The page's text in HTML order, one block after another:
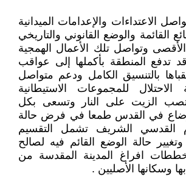
الاعتداءات والإعدامات الميدانية
القائمة والوضع القانوني والتاريخي
وتواصل تلك الأعمال الهمجية
قد تدفع المنطقة بأكملها إلى عواقب
بالتنسيق الكامل ودعم متواصل
للمجموعات الاستيطانية
تصب الزيت على النار وتسعى بكل
في القدس طمعا في فرض حالة
القدسي الشريف تشمل التقسيم
وتغيير حالة الوضع القائم فيه لصالح
افراغ المدينة المقدسة من
وسكانها الأصليين .